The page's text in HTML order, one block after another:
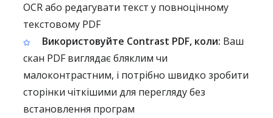
OCR або редагувати текст у повноцінному
текстовому PDF
Використовуйте Contrast PDF, коли: Ваш
скан PDF виглядає бляклим чи
малоконтрастним, і потрібно швидко зробити
сторінки чіткішими для перегляду без
встановлення програм